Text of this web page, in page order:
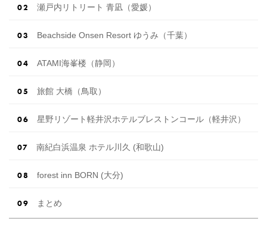
瀬戸内リトリート 青凪（愛媛）
Beachside Onsen Resort ゆうみ（千葉）
ATAMI海峯楼（静岡）
旅館 大橋（鳥取）
星野リゾート軽井沢ホテルブレストンコール（軽井沢）
南紀白浜温泉 ホテル川久 (和歌山)
forest inn BORN (大分)
まとめ